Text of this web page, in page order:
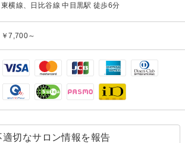
東横線、日比谷線 中目黒駅 徒歩6分
￥7,700～
適切なサロン情報を報告